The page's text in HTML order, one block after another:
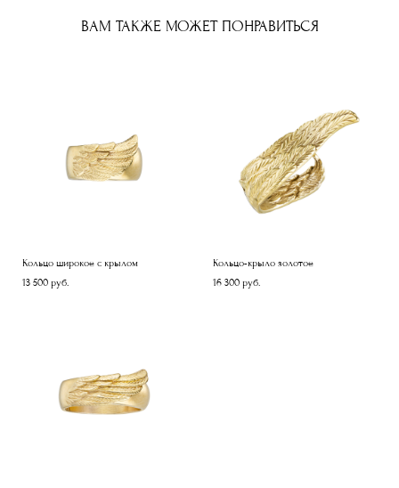
ВАМ ТАКЖЕ МОЖЕТ ПОНРАВИТЬСЯ
Кольцо широкое с крылом
13 500 pуб.
Кольцо-крыло золотое
16 300 pуб.